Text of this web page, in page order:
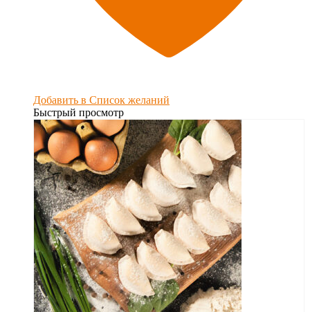
Добавить в Список желаний
Быстрый просмотр